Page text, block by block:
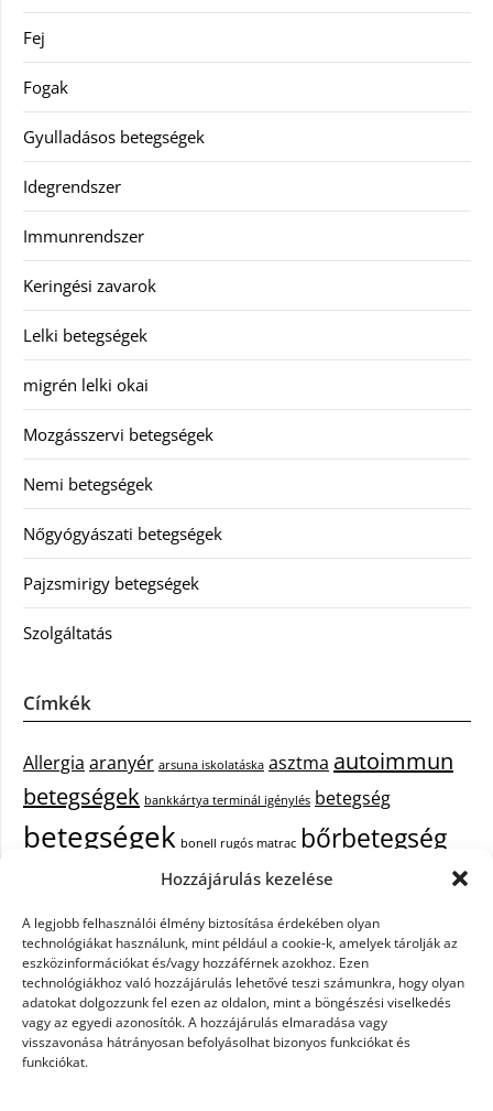
Hozzájárulás kezelése
A legjobb felhasználói élmény biztosítása érdekében olyan
technológiákat használunk, mint például a cookie-k, amelyek tárolják az
eszközinformációkat és/vagy hozzáférnek azokhoz. Ezen
technológiákhoz való hozzájárulás lehetővé teszi számunkra, hogy olyan
adatokat dolgozzunk fel ezen az oldalon, mint a böngészési viselkedés
vagy az egyedi azonosítók. A hozzájárulás elmaradása vagy
visszavonása hátrányosan befolyásolhat bizonyos funkciókat és
funkciókat.
Fej
Fogak
Gyulladásos betegségek
Idegrendszer
Immunrendszer
Keringési zavarok
Lelki betegségek
migrén lelki okai
Mozgásszervi betegségek
Nemi betegségek
Nőgyógyászati betegségek
Pajzsmirigy betegségek
Szolgáltatás
Címkék
Allergia aranyér arsuna iskolatáska asztma autoimmun
betegségek bankkártya terminál igénylés betegség
betegségek bonell rugós matrac bőrbetegség
bőrbetegségek cukorbetegség
debrecen iroda bérlés egészségügyi piercing epekőepilepszia
tisztítása fejfájás festőszerszám fájdalom háztartási gép
hűtőszekrény immunrendszer keringető szivattyú kazánhoz
kisfiú
cipő műanyag kosár műszempilla napelem szaldó elszámolás
pajzsmirigy betegségekpajzsmirigy betegség lelki okai